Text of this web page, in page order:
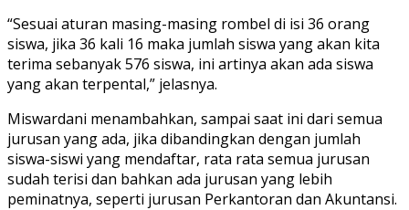
“Sesuai aturan masing-masing rombel di isi 36 orang
siswa, jika 36 kali 16 maka jumlah siswa yang akan kita
terima sebanyak 576 siswa, ini artinya akan ada siswa
yang akan terpental,” jelasnya.
Miswardani menambahkan, sampai saat ini dari semua
jurusan yang ada, jika dibandingkan dengan jumlah
siswa-siswi yang mendaftar, rata rata semua jurusan
sudah terisi dan bahkan ada jurusan yang lebih
peminatnya, seperti jurusan Perkantoran dan Akuntansi.